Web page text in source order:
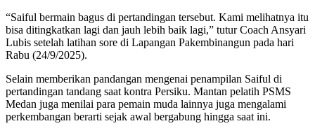
“Saiful bermain bagus di pertandingan tersebut. Kami melihatnya itu
bisa ditingkatkan lagi dan jauh lebih baik lagi,” tutur Coach Ansyari
Lubis setelah latihan sore di Lapangan Pakembinangun pada hari
Rabu (24/9/2025).
Selain memberikan pandangan mengenai penampilan Saiful di
pertandingan tandang saat kontra Persiku. Mantan pelatih PSMS
Medan juga menilai para pemain muda lainnya juga mengalami
perkembangan berarti sejak awal bergabung hingga saat ini.